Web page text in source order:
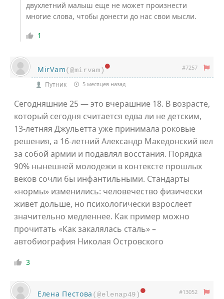
двухлетний малыш еще не может произнести
многие слова, чтобы донести до нас свои мысли.
1
MirVam(@mirvam) #7257
Путник 5 месяцев назад
Сегодняшние 25 — это вчерашние 18. В возрасте,
который сегодня считается едва ли не детским,
13-летняя Джульетта уже принимала роковые
решения, а 16-летний Александр Македонский вел
за собой армии и подавлял восстания. Порядка
90% нынешней молодежи в контексте прошлых
веков сочли бы инфантильными. Стандарты
«нормы» изменились: человечество физически
живет дольше, но психологически взрослеет
значительно медленнее. Как пример можно
прочитать «Как закалялась сталь» –
автобиография Николая Островского
3
Елена Пестова (@elenap49) #13052